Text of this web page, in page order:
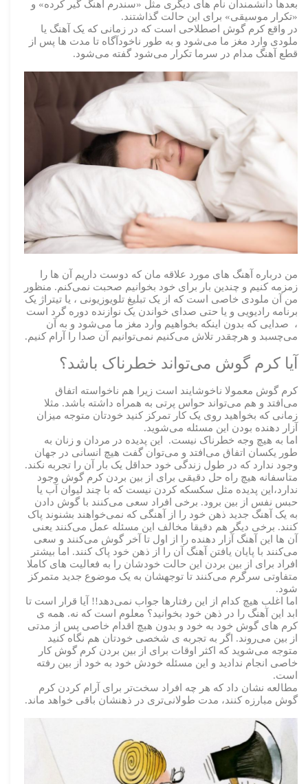
بعدها دانشمندان نام های دیگری مثل «سندرم آهنگ گیر کرده» و
«تکرار موسیقی» برای این حالت گذاشتند.
در واقع کرم گوش اصطلاحی است که در زمانی که یک آهنگ یا
ملودی وارد مغز ما می‌شود و به طور ناخودآگاه تا مدت ها پس از
قطع آهنگ مدام در سرما تکرار می‌شود گفته می‌شود.
من درباره آهنگ های مورد علاقه مان که دوست داریم آن ها را
زمزمه کنیم و چندین بار برای خود بخوانیم صحبت نمی‌کنم. منظور
من آن ملودی خاصی است که از یک تبلیغ تلویوزیونی ، یا تیتراژ یک
برنامه رادیویی و یا حتی صدای خواندن یک نوازنده دوره گرد است
، صدایی که بدون اینکه بخواهیم وارد مغز ما می‌شود و به آن
می‌چسبد و هرچقدر تلاش می‌کنیم نمی‌توانیم آن صدا را آرام کنیم.
آیا کرم گوش می‌تواند خطرناک باشد؟
کرم گوش معمولا ناخوشایند است زیرا هم ناخواسته اتفاق
می‌افتد و هم می‌تواند حواس پرتی به همراه داشته باشد. مثلا
زمانی که بخواهید روی یک کار تمرکز کنید خودتان متوجه میزان
آزار دهنده بودن این مسئله می‌شوید.
اما به هیچ وجه خطرناک نیست. این پدیده در مردان و زنان به
طور یکسان اتفاق می‌افتد و می‌توان گفت هیچ انسانی در جهان
وجود ندارد که در طول زندگی خود حداقل یک بار آن را تجربه نکند.
متاسفانه هیچ راه حل دقیقی برای از بین بردن کرم گوش وجود
ندارد،این پدیده مثل سکسکه کردن نیست که با چند لیوان آب یا
حبس نفس از بین برود. برخی افراد سعی می‌کنند با گوش دادن
به یک آهنگ جدید ذهن خود را از آهنگی که نمی‌خواهند بشنوند پاک
کنند. برخی دیگر هم دقیقا مخالف این مسئله عمل می‌کنند یعنی
آن ها این آهنگ آزار دهنده را از اول تا آخر گوش می‌کنند و سعی
می‌کنند با پایان یافتن آهنگ آن را از ذهن خود پاک کنند. اما بیشتر
افراد برای از بین بردن این حالت خودشان را به فعالیت های کاملا
متفاوتی سرگرم می‌کنند تا توجهشان به یک موضوع جدید متمرکز
شود.
اما اغلب هیچ کدام از این رفتارها جواب نمی‌دهد!! آیا قرار است تا
ابد این آهنگ را در ذهن خود بخوانید؟ معلوم است که نه. همه ی
کرم های گوش خود به خود و بدون هبچ اقدام خاصی پس از مدتی
از بین می‌روند. اگر به تجربه ی شخصی خودتان هم نگاه کنید
متوجه می‌شوید که اکثر اوقات برای از بین بردن کرم گوش کار
خاصی انجام ندادید و این مسئله خودش خود به خود از بین رفته
است.
مطالعه نشان داد که هر چه افراد سخت‌تر برای آرام کردن کرم
گوش مبارزه کنند، مدت طولانی‌تری در ذهنشان باقی خواهد ماند.